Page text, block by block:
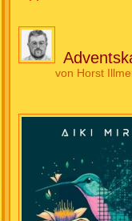
Beiträge
von Horst